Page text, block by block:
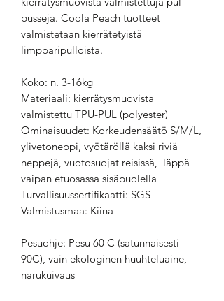
pusseja. Coola Peach tuotteet
valmistetaan kierrätetyistä
limpparipulloista.
Koko: n. 3-16kg
Materiaali: kierrätysmuovista
valmistettu TPU-PUL (polyester)
Ominaisuudet: Korkeudensäätö S/M/L,
ylivetoneppi, vyötäröllä kaksi riviä
neppejä, vuotosuojat reisissä, läppä
vaipan etuosassa sisäpuolella
Turvallisuussertifikaatti: SGS
Valmistusmaa: Kiina
Pesuohje: Pesu 60 C (satunnaisesti
90C), vain ekologinen huuhteluaine,
narukuivaus